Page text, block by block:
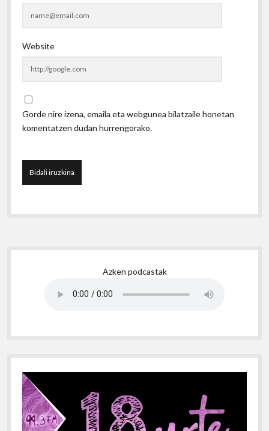
Website
Gorde nire izena, emaila eta webgunea bilatzaile honetan
komentatzen dudan hurrengorako.
Sidebar
Azken podcastak